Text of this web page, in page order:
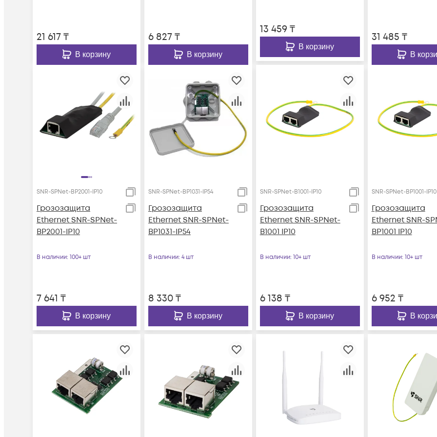
21 617₸
В корзину
6 827₸
В корзину
13 459 ₸
В корзину
31 485 ₸
В
SNR-SPNet-BP2001-IP10
Грозозащита
Ethernet SNR-SPNet-
BP2001-IP10
В наличии: 100+ шт
7 641 ₸
В корзину
SNR-SPNet-BP1031-IP54
Грозозащита
Ethernet SNR-SPNet-
BP1031-IP54
В наличии: 4 шт
8 330₸
В корзину
SNR-SPNet-B1001-IP10
Грозозащита
Ethernet SNR-SPNet-
B1001 IP10
В наличии: 10+ шт
6 138 ₸
В корзину
SNR-SPNet-BP1001-IP10
Грозозащита
Ethernet SNR-
BP1001 IP10
В наличии: 10+ шт
6 952 ₸
В